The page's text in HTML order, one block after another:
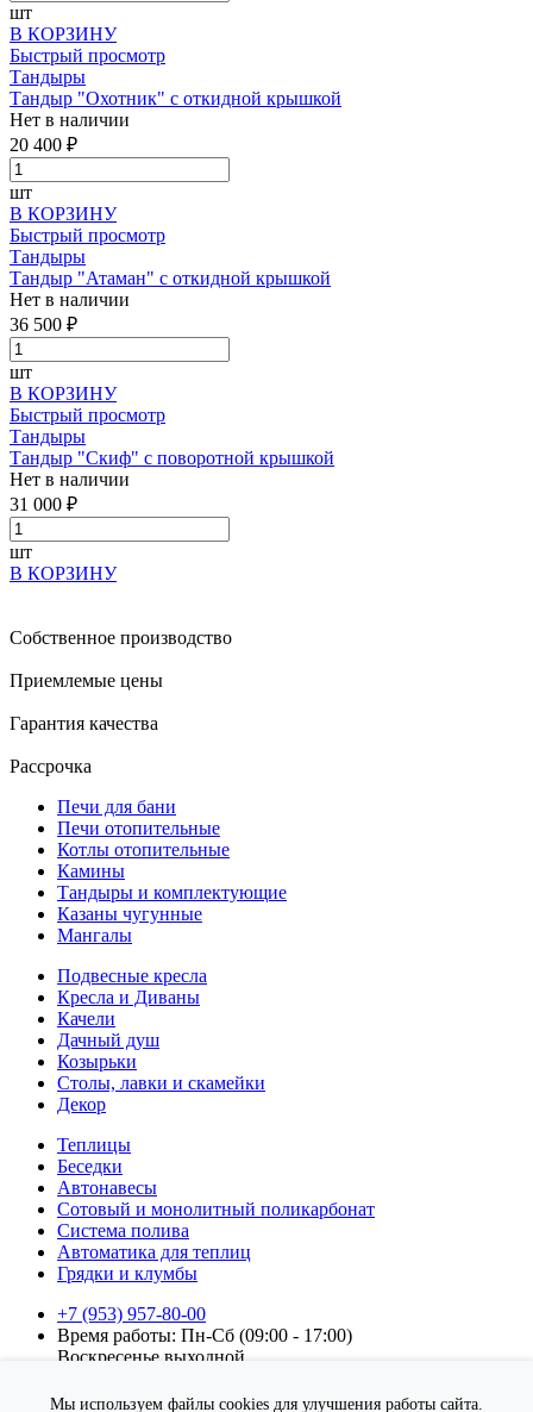
шт
В КОРЗИНУ
Быстрый просмотр
Тандыры
Тандыр "Охотник" с откидной крышкой
Нет в наличии
20 400 ₽
шт
В КОРЗИНУ
Быстрый просмотр
Тандыры
Тандыр "Атаман" с откидной крышкой
Нет в наличии
36 500 ₽
шт
В КОРЗИНУ
Быстрый просмотр
Тандыры
Тандыр "Скиф" с поворотной крышкой
Нет в наличии
31 000 ₽
шт
В КОРЗИНУ
Собственное производство
Приемлемые цены
Гарантия качества
Рассрочка
Печи для бани
Печи отопительные
Котлы отопительные
Камины
Тандыры и комплектующие
Казаны чугунные
Мангалы
Подвесные кресла
Кресла и Диваны
Качели
Дачный душ
Козырьки
Столы, лавки и скамейки
Декор
Теплицы
Беседки
Автонавесы
Сотовый и монолитный поликарбонат
Система полива
Автоматика для теплиц
Грядки и клумбы
+7 (953) 957-80-00
Время работы: Пн-Сб (09:00 - 17:00)
Воскресенье выходной.
Подписка на новости
Мы используем файлы cookies для улучшения работы сайта.